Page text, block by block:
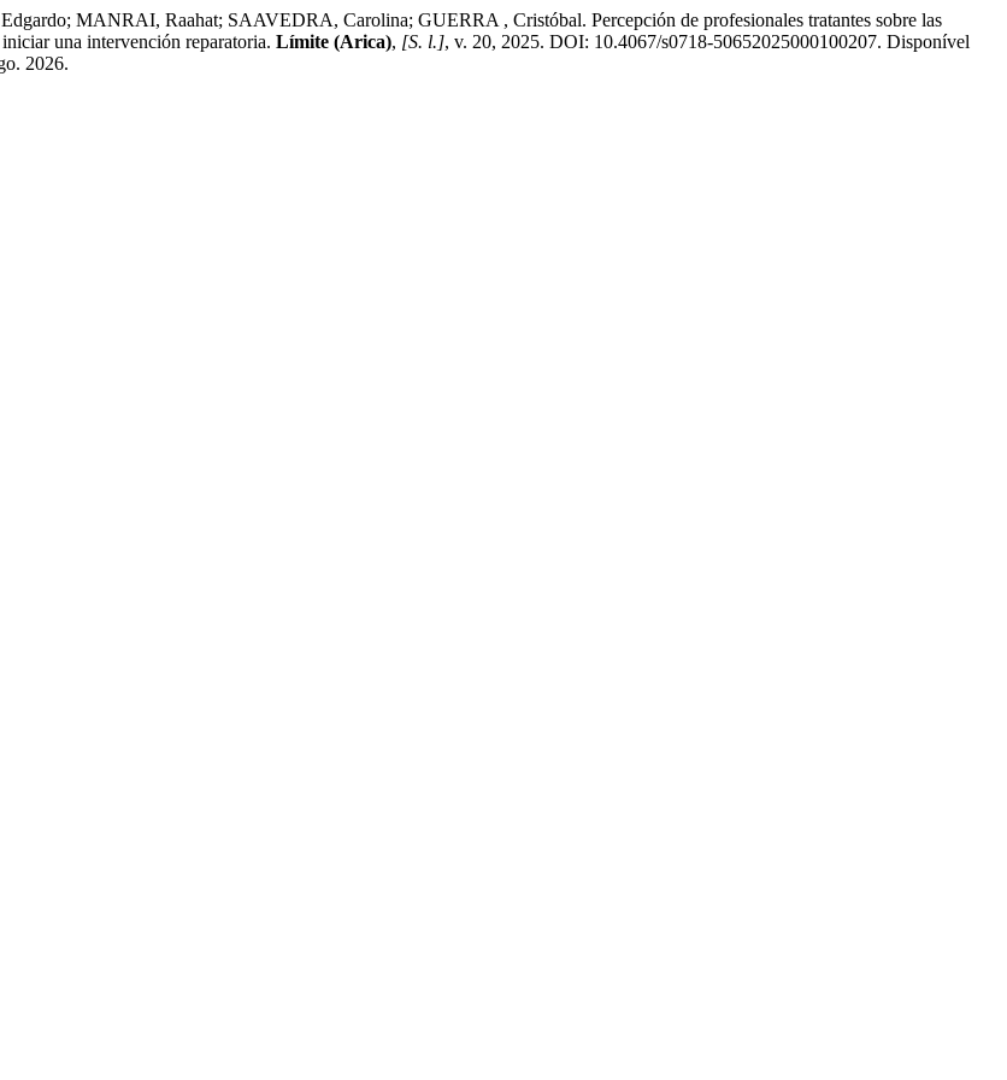
MANRAI, Raahat; SAAVEDRA, Carolina; GUERRA , Cristóbal. Percepción de profesionales tratantes sobre las
una intervención reparatoria. Límite (Arica), [S. l.], v. 20, 2025. DOI: 10.4067/s0718-50652025000100207. Disponível
2026.